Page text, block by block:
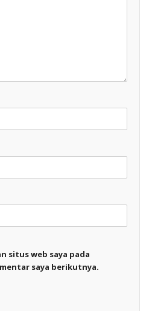
situs web saya pada
saya berikutnya.